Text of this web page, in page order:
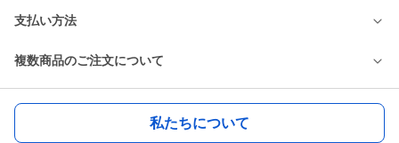
支払い方法
複数商品のご注文について
私たちについて